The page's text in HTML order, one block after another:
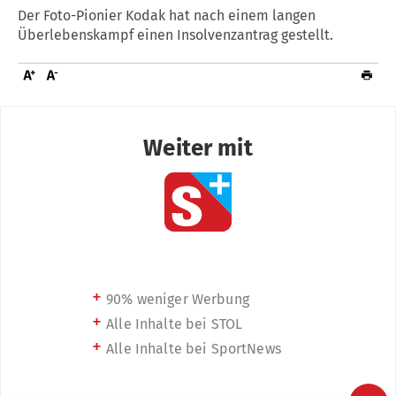
Der Foto-Pionier Kodak hat nach einem langen
Überlebenskampf einen Insolvenzantrag gestellt.